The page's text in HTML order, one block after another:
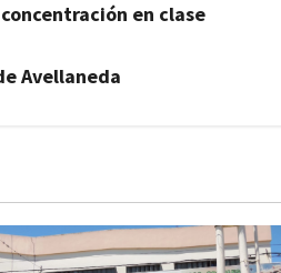
en clase
Avellaneda